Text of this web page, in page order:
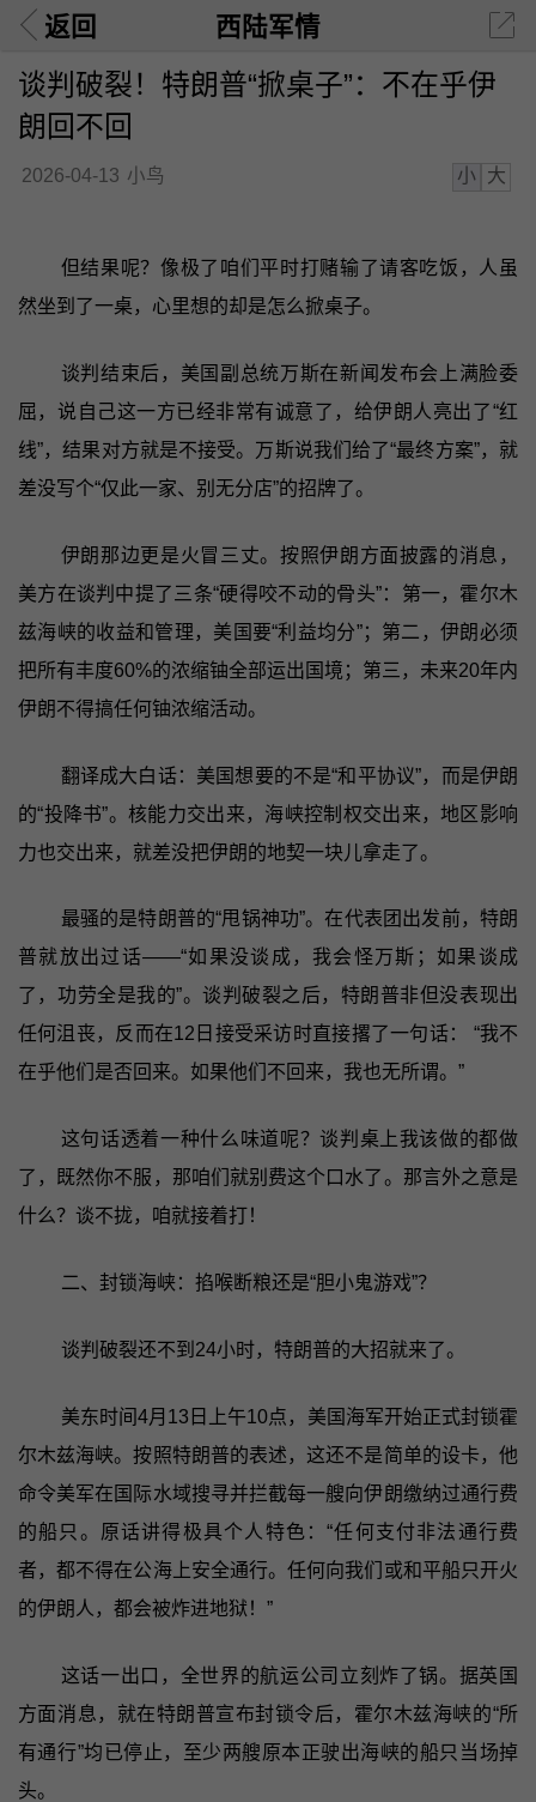
返回 西陆军情
谈判破裂！特朗普“掀桌子”：不在乎伊
朗回不回
2026-04-13 小鸟 小 大
但结果呢？像极了咱们平时打赌输了请客吃饭，人虽
然坐到了一桌，心里想的却是怎么掀桌子。
谈判结束后，美国副总统万斯在新闻发布会上满脸委
屈，说自己这一方已经非常有诚意了，给伊朗人亮出了“红
线”，结果对方就是不接受。万斯说我们给了“最终方案”，就
差没写个“仅此一家、别无分店”的招牌了。
伊朗那边更是火冒三丈。按照伊朗方面披露的消息，
美方在谈判中提了三条“硬得咬不动的骨头”：第一，霍尔木
兹海峡的收益和管理，美国要“利益均分”；第二，伊朗必须
把所有丰度60%的浓缩铀全部运出国境；第三，未来20年内
伊朗不得搞任何铀浓缩活动。
翻译成大白话：美国想要的不是“和平协议”，而是伊朗
的“投降书”。核能力交出来，海峡控制权交出来，地区影响
力也交出来，就差没把伊朗的地契一块儿拿走了。
最骚的是特朗普的“甩锅神功”。在代表团出发前，特朗
普就放出过话——“如果没谈成，我会怪万斯；如果谈成
了，功劳全是我的”。谈判破裂之后，特朗普非但没表现出
任何沮丧，反而在12日接受采访时直接撂了一句话： “我不
在乎他们是否回来。如果他们不回来，我也无所谓。”
这句话透着一种什么味道呢？谈判桌上我该做的都做
了，既然你不服，那咱们就别费这个口水了。那言外之意是
什么？谈不拢，咱就接着打！
二、封锁海峡：掐喉断粮还是“胆小鬼游戏”？
谈判破裂还不到24小时，特朗普的大招就来了。
美东时间4月13日上午10点，美国海军开始正式封锁霍
尔木兹海峡。按照特朗普的表述，这还不是简单的设卡，他
命令美军在国际水域搜寻并拦截每一艘向伊朗缴纳过通行费
的船只。原话讲得极具个人特色：“任何支付非法通行费
者，都不得在公海上安全通行。任何向我们或和平船只开火
的伊朗人，都会被炸进地狱！”
这话一出口，全世界的航运公司立刻炸了锅。据英国
方面消息，就在特朗普宣布封锁令后，霍尔木兹海峡的“所
有通行”均已停止，至少两艘原本正驶出海峡的船只当场掉
头。